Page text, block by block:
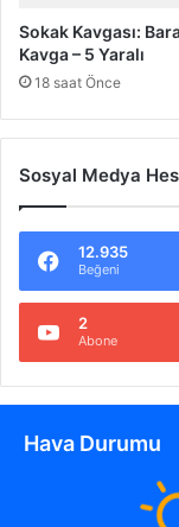
r
ç
e
l
ş
Sokak Kavgası:
Kavga – 5 Yaralı
18 saat Önce
Sosyal Medya
12.935
Beğeni
2
Abone
Hava Durumu